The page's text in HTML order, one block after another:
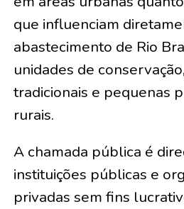
que influenciam
abastecimento de Rio
unidades de
tradicionais e pequenas
rurais.
A chamada pública é
instituições públicas e
privadas sem fins